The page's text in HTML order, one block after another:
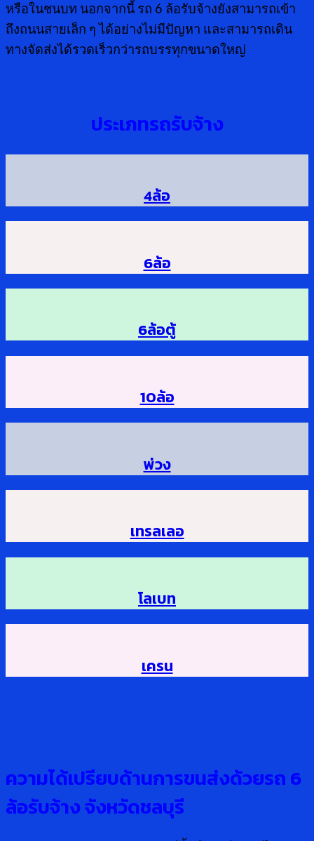
หรือในชนบท นอกจากนี้ รถ 6 ล้อรับจ้างยังสามารถเข้า
ถึงถนนสายเล็ก ๆ ได้อย่างไม่มีปัญหา และสามารถเดิน
ทางจัดส่งได้รวดเร็วกว่ารถบรรทุกขนาดใหญ่
ประเภทรถรับจ้าง
4ล้อ
6ล้อ
6ล้อตู้
10ล้อ
พ่วง
เทรลเลอ
โลเบท
เครน
ความได้เปรียบด้านการขนส่งด้วยรถ 6
ล้อรับจ้าง จังหวัดชลบุรี